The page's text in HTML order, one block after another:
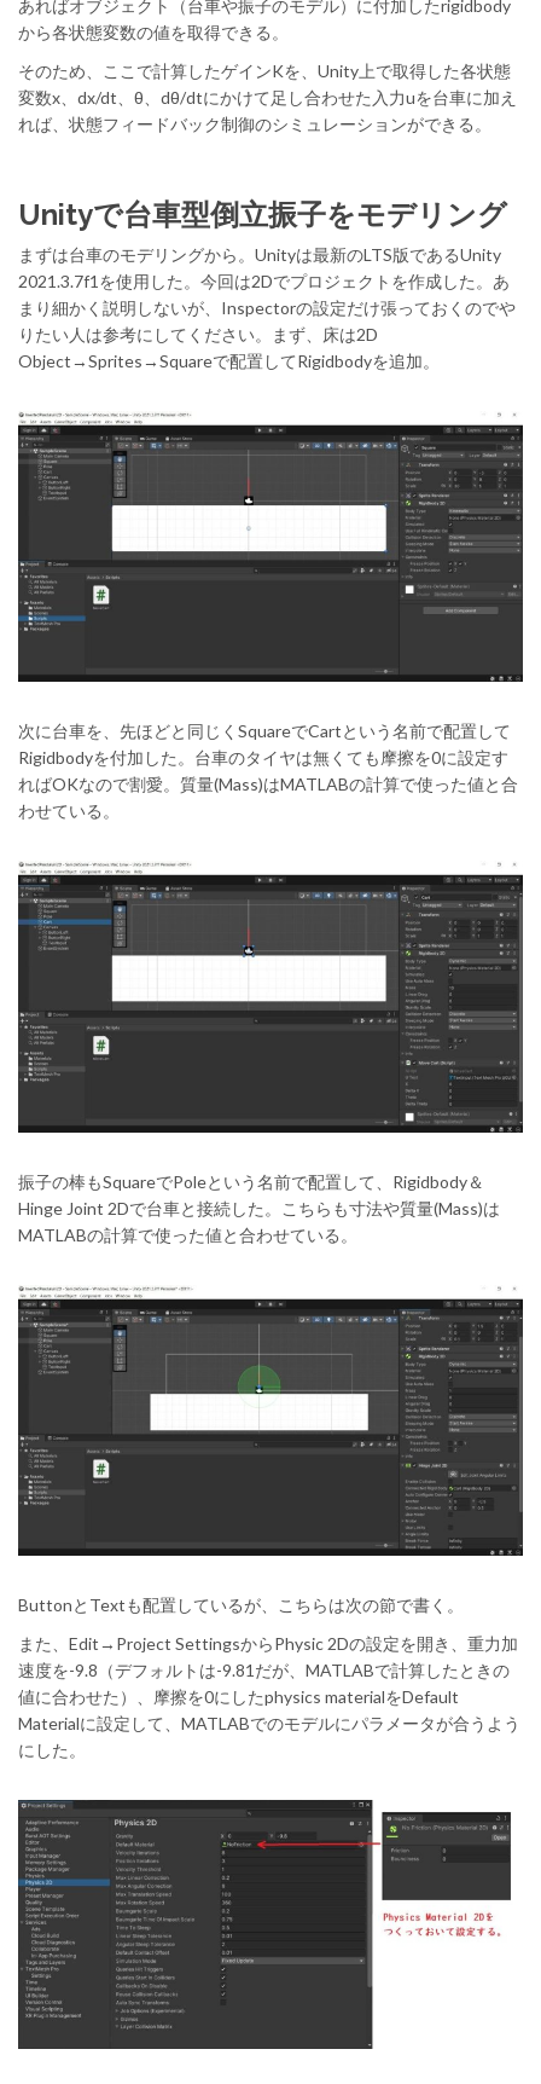
あればオブジェクト（台車や振子のモデル）に付加したrigidbody
から各状態変数の値を取得できる。
そのため、ここで計算したゲインKを、Unity上で取得した各状態
変数x、dx/dt、θ、dθ/dtにかけて足し合わせた入力uを台車に加え
れば、状態フィードバック制御のシミュレーションができる。
Unityで台車型倒立振子をモデリング
まずは台車のモデリングから。Unityは最新のLTS版であるUnity
2021.3.7f1を使用した。今回は2Dでプロジェクトを作成した。あ
まり細かく説明しないが、Inspectorの設定だけ張っておくのでや
りたい人は参考にしてください。まず、床は2D
Object→Sprites→Squareで配置してRigidbodyを追加。
次に台車を、先ほどと同じくSquareでCartという名前で配置して
Rigidbodyを付加した。台車のタイヤは無くても摩擦を0に設定す
ればOKなので割愛。質量(Mass)はMATLABの計算で使った値と合
わせている。
振子の棒もSquareでPoleという名前で配置して、Rigidbody＆
Hinge Joint 2Dで台車と接続した。こちらも寸法や質量(Mass)は
MATLABの計算で使った値と合わせている。
ButtonとTextも配置しているが、こちらは次の節で書く。
また、Edit→Project SettingsからPhysic 2Dの設定を開き、重力加
速度を-9.8（デフォルトは-9.81だが、MATLABで計算したときの
値に合わせた）、摩擦を0にしたphysics materialをDefault
Materialに設定して、MATLABでのモデルにパラメータが合うよう
にした。